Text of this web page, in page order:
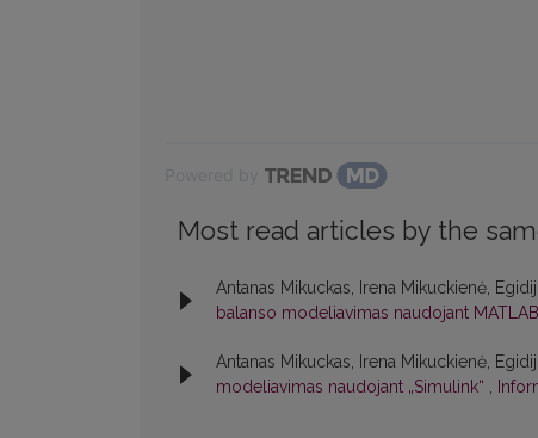
Most read articles by the
Antanas Mikuckas, Irena Mikuckienė,
balanso modeliavimas naudojant MATLAB
Antanas Mikuckas, Irena Mikuckienė,
modeliavimas naudojant „Simulink“ ,